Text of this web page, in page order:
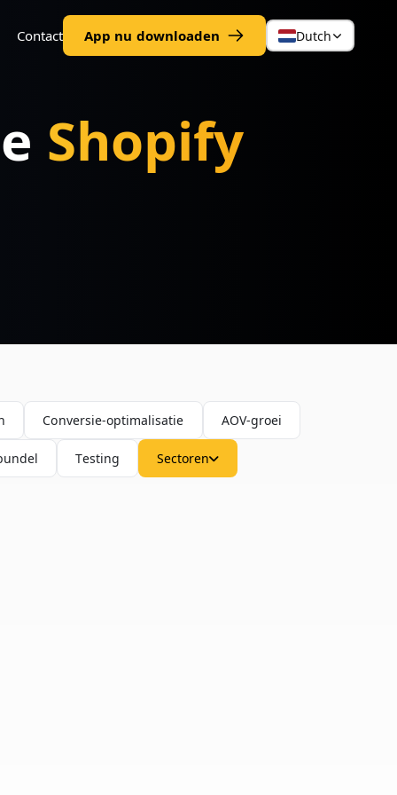
Contact App nu downloaden Dutch
Shopify
Conversie-optimalisatie AOV-groei
Testing Sectoren